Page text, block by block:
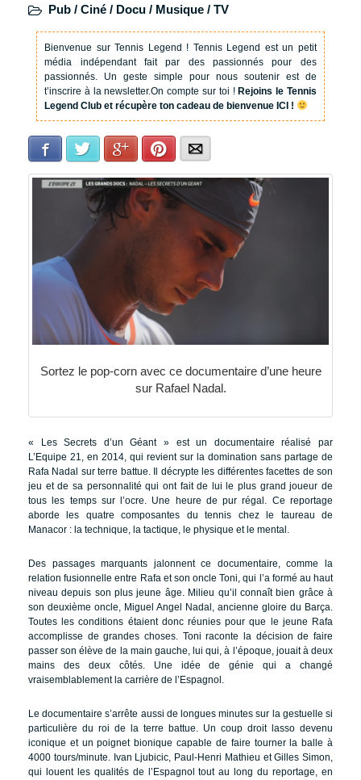
Pub / Ciné / Docu / Musique / TV
Bienvenue sur Tennis Legend ! Tennis Legend est un petit
média indépendant fait par des passionnés pour des
passionnés. Un geste simple pour nous soutenir est de
t’inscrire à la newsletter.On compte sur toi !Rejoins le Tennis
Legend Club et récupère ton cadeau de bienvenue ICI !
Facebook Twitter Google+Pinterest
Sortez le pop-corn avec ce documentaire d’une heure
sur Rafael Nadal.
« Les Secrets d’un Géant » est un documentaire réalisé par
L’Equipe 21, en 2014, qui revient sur la domination sans partage de
Rafa Nadal sur terre battue. Il décrypte les différentes facettes de son
jeu et de sa personnalité qui ont fait de lui le plus grand joueur de
tous les temps sur l’ocre. Une heure de pur régal. Ce reportage
aborde les quatre composantes du tennis chez le taureau de
Manacor : la technique, la tactique, le physique et le mental.
Des passages marquants jalonnent ce documentaire, comme la
relation fusionnelle entre Rafa et son oncle Toni, qui l’a formé au haut
niveau depuis son plus jeune âge. Milieu qu’il connaît bien grâce à
son deuxième oncle, Miguel Angel Nadal, ancienne gloire du Barça.
Toutes les conditions étaient donc réunies pour que le jeune Rafa
accomplisse de grandes choses. Toni raconte la décision de faire
passer son élève de la main gauche, lui qui, à l’époque, jouait à deux
mains des deux côtés. Une idée de génie qui a changé
vraisemblablement la carrière de l’Espagnol.
Le documentaire s’arrête aussi de longues minutes sur la gestuelle si
particulière du roi de la terre battue. Un coup droit lasso devenu
iconique et un poignet bionique capable de faire tourner la balle à
4000 tours/minute. Ivan Ljubicic, Paul-Henri Mathieu et Gilles Simon,
qui louent les qualités de l’Espagnol tout au long du reportage, en